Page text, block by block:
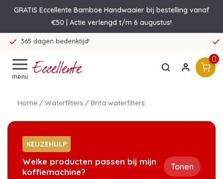
GRATIS Eccellente Bamboe Handwaaier bij bestelling vanaf
€50 | Actie verlengd t/m 6 augustus!
Voor 23:59 besteld, morgen in huis
menu
0
Home / Waterfilters / Brita waterfilters
KEUZEHULP
Welke producten passen bij mijn
koffiemachine?
Tonen